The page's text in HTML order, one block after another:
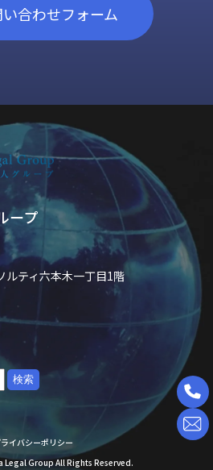
合わせフォーム
ープ
ティ六本木一丁目1階
イバシーポリシー
Legal Group All Rights Reserved.